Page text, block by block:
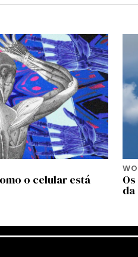
o celular está
da